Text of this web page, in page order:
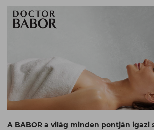
A BABOR a világ minden pontján igazi